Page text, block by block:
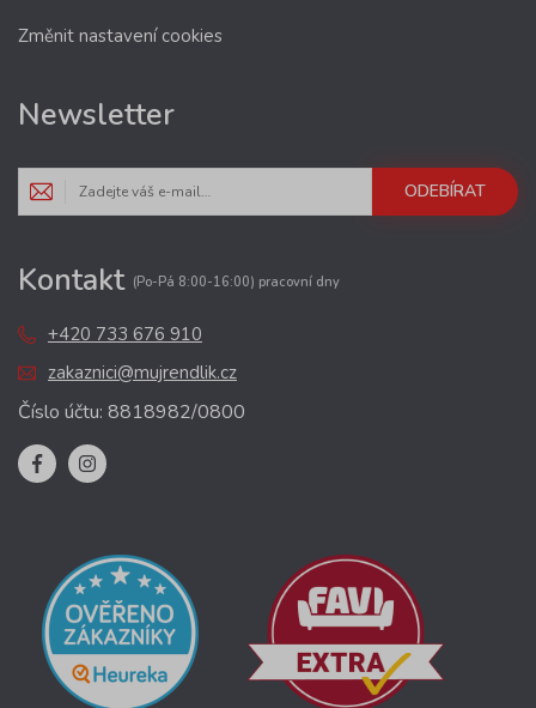
Změnit nastavení cookies
Newsletter
ODEBÍRAT
Kontakt (Po-Pá 8:00-16:00) pracovní dny
+420 733 676 910
zakaznici@mujrendlik.cz
Číslo účtu: 8818982/0800